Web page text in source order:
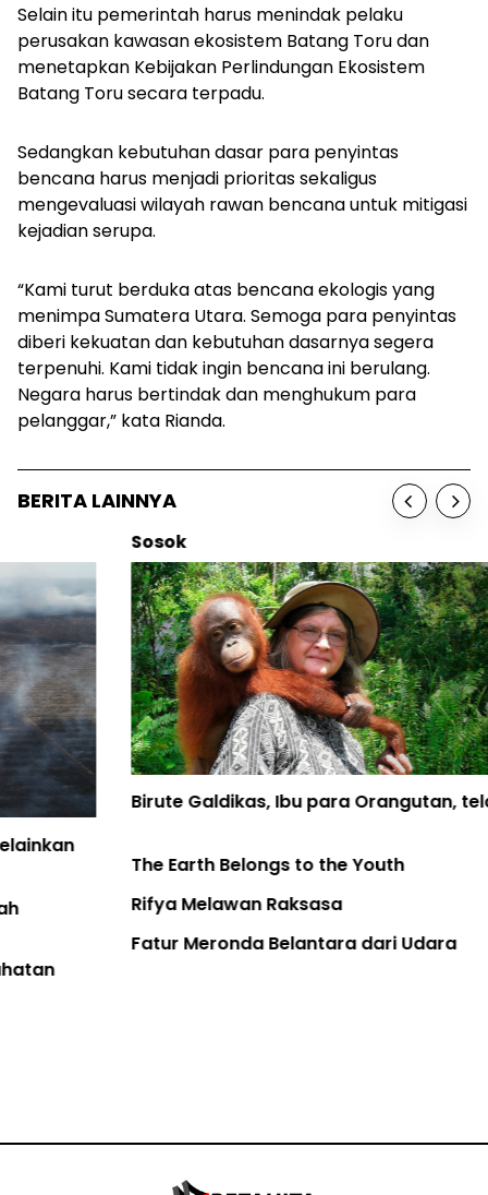
Selain itu pemerintah harus menindak pelaku
perusakan kawasan ekosistem Batang Toru dan
menetapkan Kebijakan Perlindungan Ekosistem
Batang Toru secara terpadu.
Sedangkan kebutuhan dasar para penyintas
bencana harus menjadi prioritas sekaligus
mengevaluasi wilayah rawan bencana untuk mitigasi
kejadian serupa.
“Kami turut berduka atas bencana ekologis yang
menimpa Sumatera Utara. Semoga para penyintas
diberi kekuatan dan kebutuhan dasarnya segera
terpenuhi. Kami tidak ingin bencana ini berulang.
Negara harus bertindak dan menghukum para
pelanggar,” kata Rianda.
BERITA LAINNYA
Birute Galdikas, Ibu para Orangutan, telah Pulang
The Earth Belongs to the Youth
Rifya Melawan Raksasa
Fatur Meronda Belantara dari Udara